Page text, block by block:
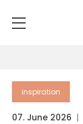
inspiration
07. June 2026